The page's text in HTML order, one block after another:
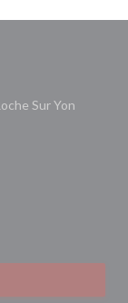
Sur Yon((ouvre
une nouvelle
((ouvre une